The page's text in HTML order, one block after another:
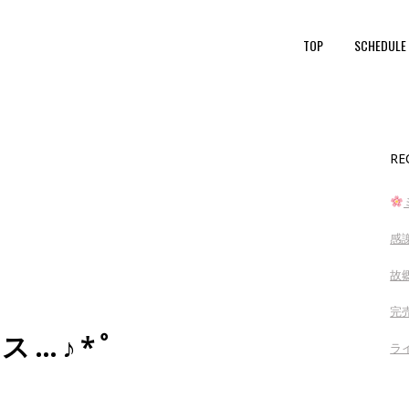
TOP SCHEDULE
…♪*ﾟ
感
故
完
ラ